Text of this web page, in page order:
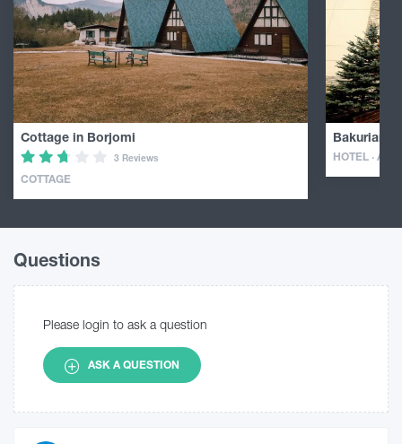
Cottage in Borjomi
3 Reviews
COTTAGE
Bakuriani
HOTEL ·
Questions
Please login to ask a question
ASK A QUESTION